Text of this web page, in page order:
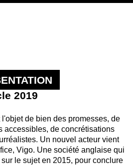
2019
l'objet de bien des promesses, de
accessibles, de concrétisations
Un nouvel acteur vient
Vigo. Une société anglaise qui
le sujet en 2015, pour conclure